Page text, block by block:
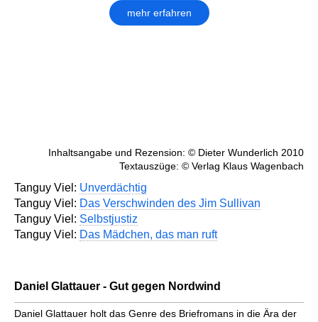
mehr erfahren
Inhaltsangabe und Rezension: © Dieter Wunderlich 2010
Textauszüge: © Verlag Klaus Wagenbach
Tanguy Viel: Unverdächtig
Tanguy Viel: Das Verschwinden des Jim Sullivan
Tanguy Viel: Selbstjustiz
Tanguy Viel: Das Mädchen, das man ruft
Daniel Glattauer - Gut gegen Nordwind
Daniel Glattauer holt das Genre des Briefromans in die Ära der